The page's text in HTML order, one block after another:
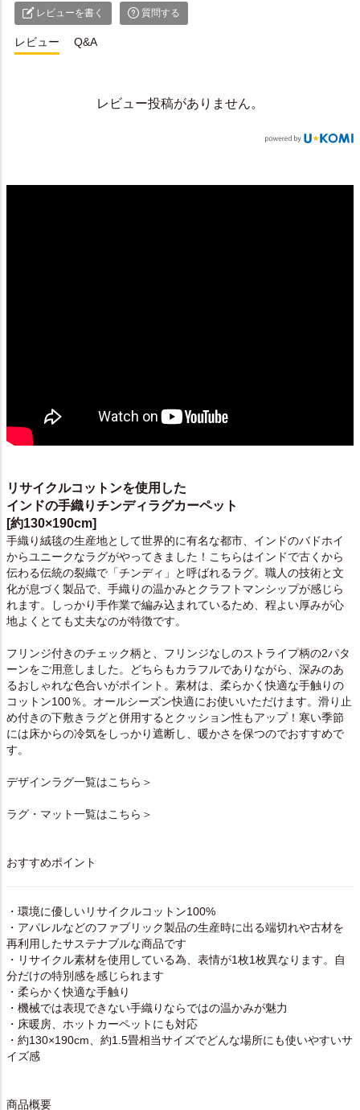
レビューを書く 質問する
レビュー Q&A
レビュー投稿がありません。
リサイクルコットンを使用した
インドの手織りチンディラグカーペット
[約130×190cm]
手織り絨毯の生産地として世界的に有名な都市、インドのバドホイ
からユニークなラグがやってきました！こちらはインドで古くから
伝わる伝統の裂織で「チンディ」と呼ばれるラグ。職人の技術と文
化が息づく製品で、手織りの温かみとクラフトマンシップが感じら
れます。しっかり手作業で編み込まれているため、程よい厚みが心
地よくとても丈夫なのが特徴です。
フリンジ付きのチェック柄と、フリンジなしのストライプ柄の2パタ
ーンをご用意しました。どちらもカラフルでありながら、深みのあ
るおしゃれな色合いがポイント。素材は、柔らかく快適な手触りの
コットン100％。オールシーズン快適にお使いいただけます。 滑り止
め付きの下敷きラグと併用するとクッション性もアップ！寒い季節
には床からの冷気をしっかり遮断し、暖かさを保つのでおすすめで
す。
デザインラグ一覧はこちら＞
ラグ・マット一覧はこちら＞
おすすめポイント
・環境に優しいリサイクルコットン100%
・アパレルなどのファブリック製品の生産時に出る端切れや古材を
再利用したサステナブルな商品です
・リサイクル素材を使用している為、表情が1枚1枚異なります。自
分だけの特別感を感じられます
・柔らかく快適な手触り
・機械では表現できない手織りならではの温かみが魅力
・床暖房、ホットカーペットにも対応
・約130×190cm、約1.5畳相当サイズでどんな場所にも使いやすいサ
イズ感
商品概要